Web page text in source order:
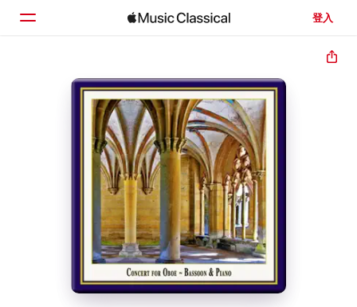
登入
首頁